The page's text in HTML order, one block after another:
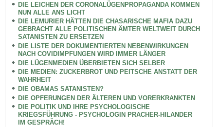
DIE LEICHEN DER CORONALÜGENPROPAGANDA KOMMEN
NUN ALLE ANS LICHT
DIE LEMURIER HÄTTEN DIE CHASARISCHE MAFIA DAZU
GEBRACHT ALLE POLITISCHEN ÄMTER WELTWEIT DURCH
SATANISTEN ZU ERSETZEN
DIE LISTE DER DOKUMENTIERTEN NEBENWIRKUNGEN
NACH COVIDIMPFUNGEN WIRD IMMER LÄNGER
DIE LÜGENMEDIEN ÜBERBIETEN SICH SELBER
DIE MEDIEN: ZUCKERBROT UND PEITSCHE ANSTATT DER
WAHRHEIT
DIE OBAMAS SATANISTEN?
DIE OPFERUNGEN DER ÄLTEREN UND VORERKRANKTEN
DIE POLITIK UND IHRE PSYCHOLOGISCHE
KRIEGSFÜHRUNG - PSYCHOLOGIN PRACHER-HILANDER
IM GESPRÄCH!